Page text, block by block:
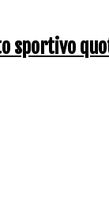
sportivo